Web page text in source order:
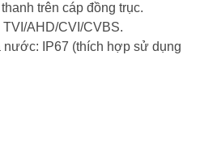
trên cáp đồng trục.
AHD/CVI/CVBS.
nước: IP67 (thích hợp sử dụng